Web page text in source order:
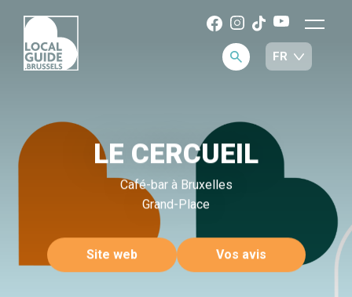
LE CERCUEIL
Café-bar à Bruxelles
Grand-Place
Site web Vos avis